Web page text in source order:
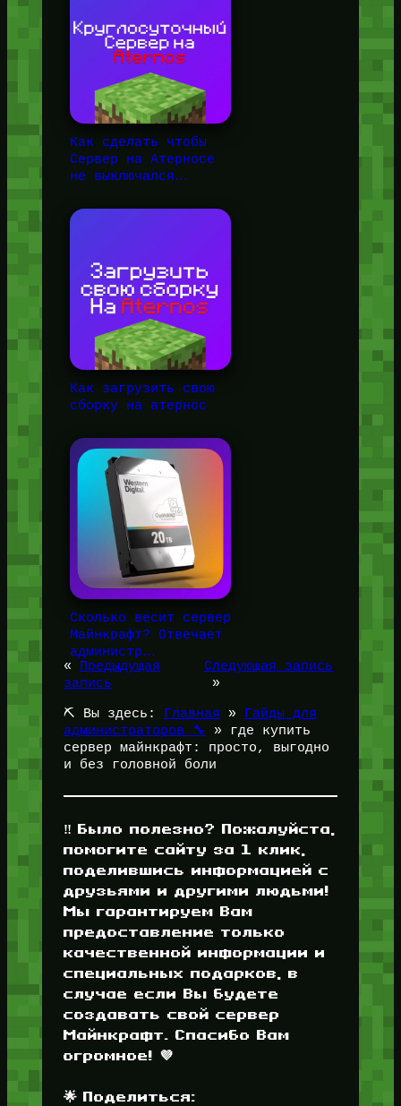
Как сделать чтобы
Сервер на Атерносе
не выключался…
Как загрузить свою
сборку на атернос
Сколько весит сервер
Майнкрафт? Отвечает
администр…
«
Предыдущая
запись
Следующая запись
»
⛏️ Вы здесь: Главная »
Гайды для
администраторов 🔧
»
где купить
сервер майнкрафт: просто, выгодно
и без головной боли
‼️ Было полезно? Пожалуйста,
помогите сайту за 1 клик,
поделившись информацией с
друзьями и другими людьми!
Мы гарантируем Вам
предоставление только
качественной информации и
специальных подарков, в
случае если Вы будете
создавать свой сервер
Майнкрафт. Спасибо Вам
огромное! 💜
🌟 Поделиться: